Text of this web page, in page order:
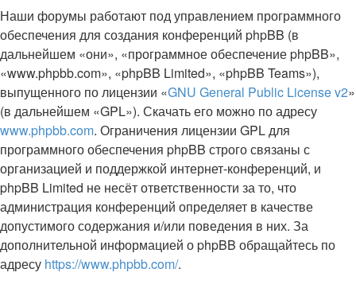
Наши форумы работают под управлением программного
обеспечения для создания конференций phpBB (в
дальнейшем «они», «программное обеспечение phpBB»,
«www.phpbb.com», «phpBB Limited», «phpBB Teams»),
выпущенного по лицензии «GNU General Public License v2»
(в дальнейшем «GPL»). Скачать его можно по адресу
www.phpbb.com. Ограничения лицензии GPL для
программного обеспечения phpBB строго связаны с
организацией и поддержкой интернет-конференций, и
phpBB Limited не несёт ответственности за то, что
администрация конференций определяет в качестве
допустимого содержания и/или поведения в них. За
дополнительной информацией о phpBB обращайтесь по
адресу https://www.phpbb.com/.